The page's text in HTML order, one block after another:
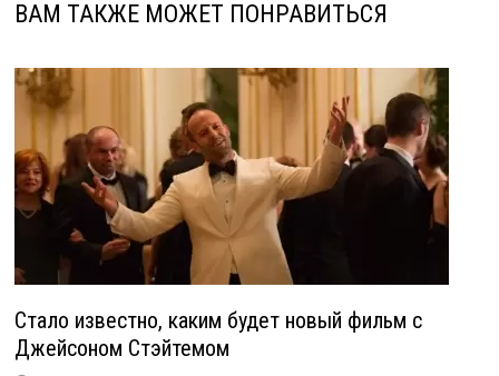
ВАМ ТАКЖЕ МОЖЕТ ПОНРАВИТЬСЯ
Стало известно, каким будет новый фильм с
Джейсоном Стэйтемом